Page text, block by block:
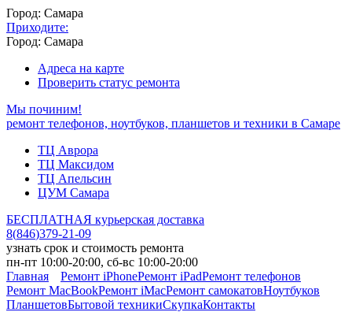
Город: Самара
Приходите:
Город: Самара
Адреса на карте
Проверить статус ремонта
Мы починим!
ремонт телефонов, ноутбуков, планшетов и техники в Самаре
ТЦ Аврора
ТЦ Максидом
ТЦ Апельсин
ЦУМ Самара
БЕСПЛАТНАЯ курьерская доставка
8(846)379-21-09
узнать срок и стоимость ремонта
пн-пт 10:00-20:00, сб-вс 10:00-20:00
Главная
Ремонт iPhoneРемонт iPadРемонт телефонов
Ремонт MacBookРемонт iMacРемонт самокатовНоутбуков
ПланшетовБытовой техникиСкупкаКонтакты